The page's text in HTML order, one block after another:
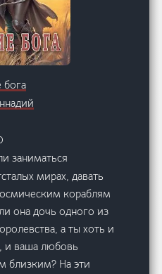
заниматься
мирах, давать
кораблям
она дочь одного из
а ты хоть и
и ваша любовь
близким? На эти